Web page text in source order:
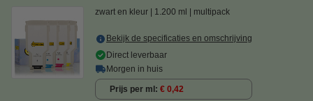
zwart en kleur 1.200 ml multipack
Bekijk de specificaties en omschrijving
Direct leverbaar
Morgen in huis
Prijs per ml € 0,42